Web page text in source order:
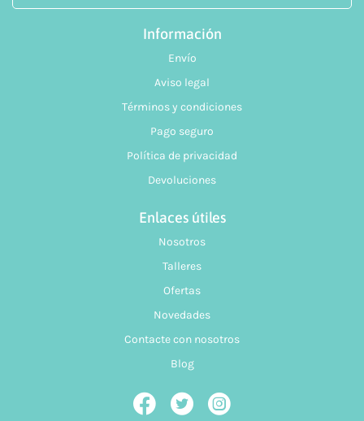
Información
Envío
Aviso legal
Términos y condiciones
Pago seguro
Política de privacidad
Devoluciones
Enlaces útiles
Nosotros
Talleres
Ofertas
Novedades
Contacte con nosotros
Blog